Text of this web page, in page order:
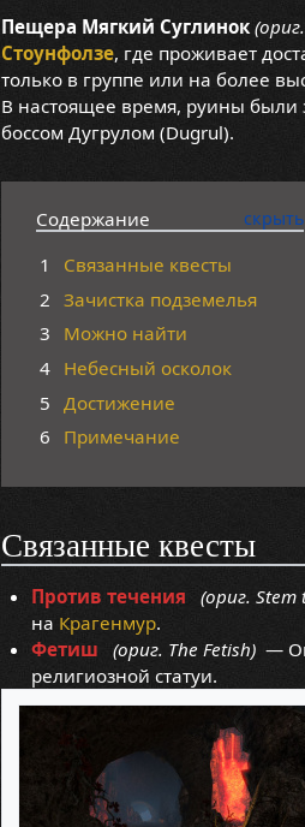
Пещера Мягкий Суглинок
Стоунфолзе, где проживает
только в группе или на более
В настоящее время, руины были
боссом Дугрулом (Dugrul).
Содержание
1
Связанные квесты
2
Зачистка подземелья
3
Можно найти
4 Небесный осколок
5
Достижение
6
Примечание
Связанные квесты
Против течения (ориг. Stem
на Крагенмур.
Фетиш
(ориг. The Fetish)—
религиозной статуи.